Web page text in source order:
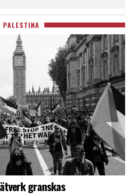
PALESTINA
granskas